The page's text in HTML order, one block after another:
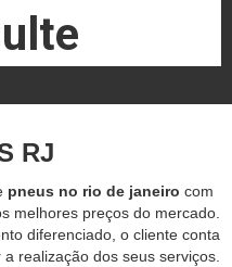
RJ
pneus no rio de janeiro com
melhores preços do mercado.
diferenciado, o cliente conta
realização dos seus serviços.